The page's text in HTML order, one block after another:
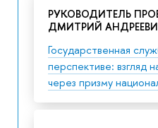
РУКОВОДИТЕЛЬ
ДМИТРИЙ
Государственная
перспективе: взгляд
через призму